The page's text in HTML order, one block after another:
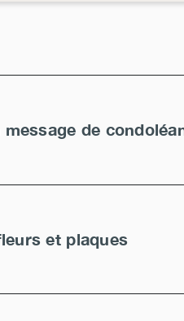
message de
et plaques